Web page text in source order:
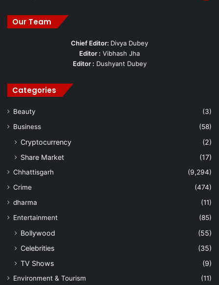
Our Team
Chief Editor: Divya Dubey
Editor : Vibhash Jha
Editor : Dushyant Dubey
Categories
Beauty
(3)
Business
(58)
Cryptocurrency
(2)
Share Market
(17)
Chhattisgarh
(9,294)
Crime
(474)
dharma
(11)
Entertainment
(85)
Bollywood
(55)
Celebrities
(35)
TV Shows
(9)
Environment & Tourism
(11)